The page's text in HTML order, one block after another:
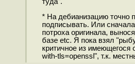
* На дебианизацию точно
подписывать. Или
потроха оригинала,
базе etc. Я пока взял
критичное из имеющегося
with-tls=openssl", т.к.